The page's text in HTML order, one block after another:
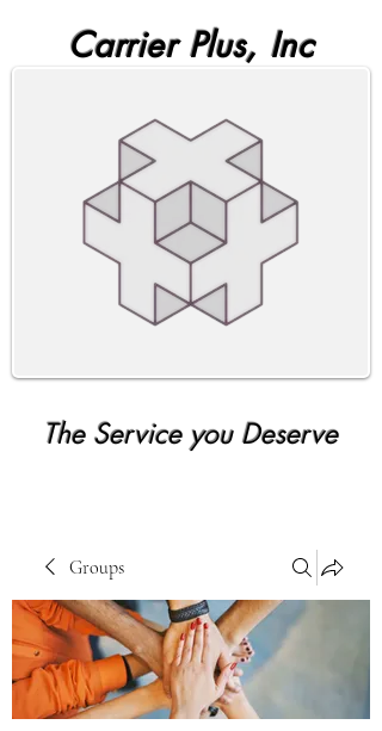
Carrier Plus, Inc
The Service you Deserve
Groups